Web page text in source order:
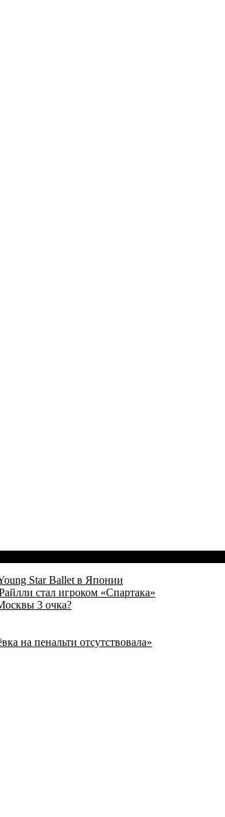
Star Ballet в Японии
стал игроком «Спартака»
3 очка?
на пенальти отсутствовала»